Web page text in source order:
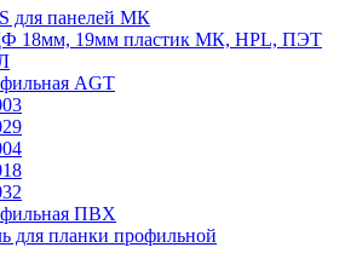
для панелей МК
18мм, 19мм пластик МК, HPL, ПЭТ
AGT
ПВХ
для планки профильной